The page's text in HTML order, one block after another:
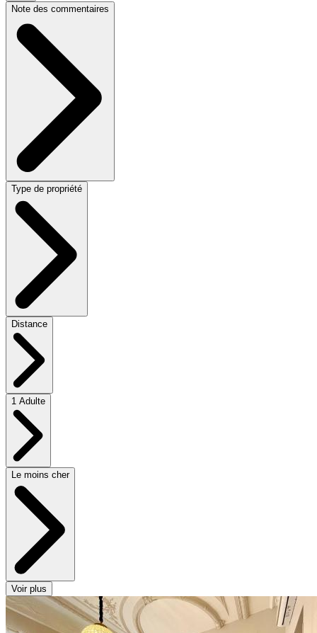
Note des commentaires
Type de propriété
Distance
1 Adulte
Le moins cher
Voir plus